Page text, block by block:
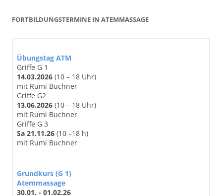
FORTBILDUNGSTERMINE IN ATEMMASSAGE
Übungstag ATM
Griffe G 1
14.03.2026 (10 – 18 Uhr)
mit Rumi Buchner
Griffe G2
13.06.2026 (10 – 18 Uhr)
mit Rumi Buchner
Griffe G 3
Sa 21.11.26 (10 –18 h)
mit Rumi Buchner
Grundkurs (G 1)
Atemmassage
30.01. - 01.02.26